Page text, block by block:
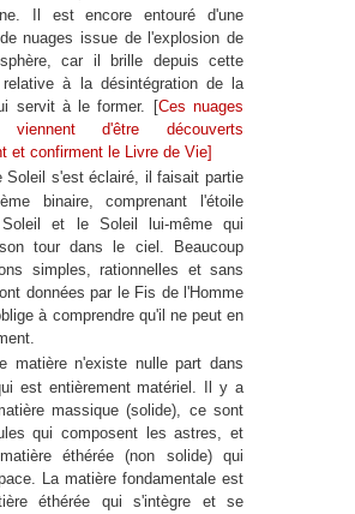
Il est encore entouré d'une
nuages issue de l'explosion de
car il brille depuis cette
relative à la désintégration de la
servit à le former. [Ces nuages
viennent d'être découverts
et confirment le Livre de Vie]
Soleil s'est éclairé, il faisait partie
binaire, comprenant l'étoile
et le Soleil lui-même qui
tour dans le ciel. Beaucoup
simples, rationnelles et sans
données par le Fis de l'Homme
à comprendre qu'il ne peut en
matière n'existe nulle part dans
est entièrement matériel. Il y a
massique (solide), ce sont
qui composent les astres, et
éthérée (non solide) qui
La matière fondamentale est
éthérée qui s'intègre et se